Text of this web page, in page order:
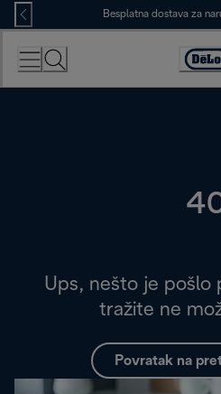
Skip
to
Content
Besplatna dostava za
Ups, nešto je pošlo
tražite ne
Povratak na